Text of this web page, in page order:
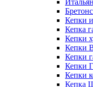
Кепки
Кепка
Кепки
Кепки
Кепки
Кепки
Кепки
Кепка